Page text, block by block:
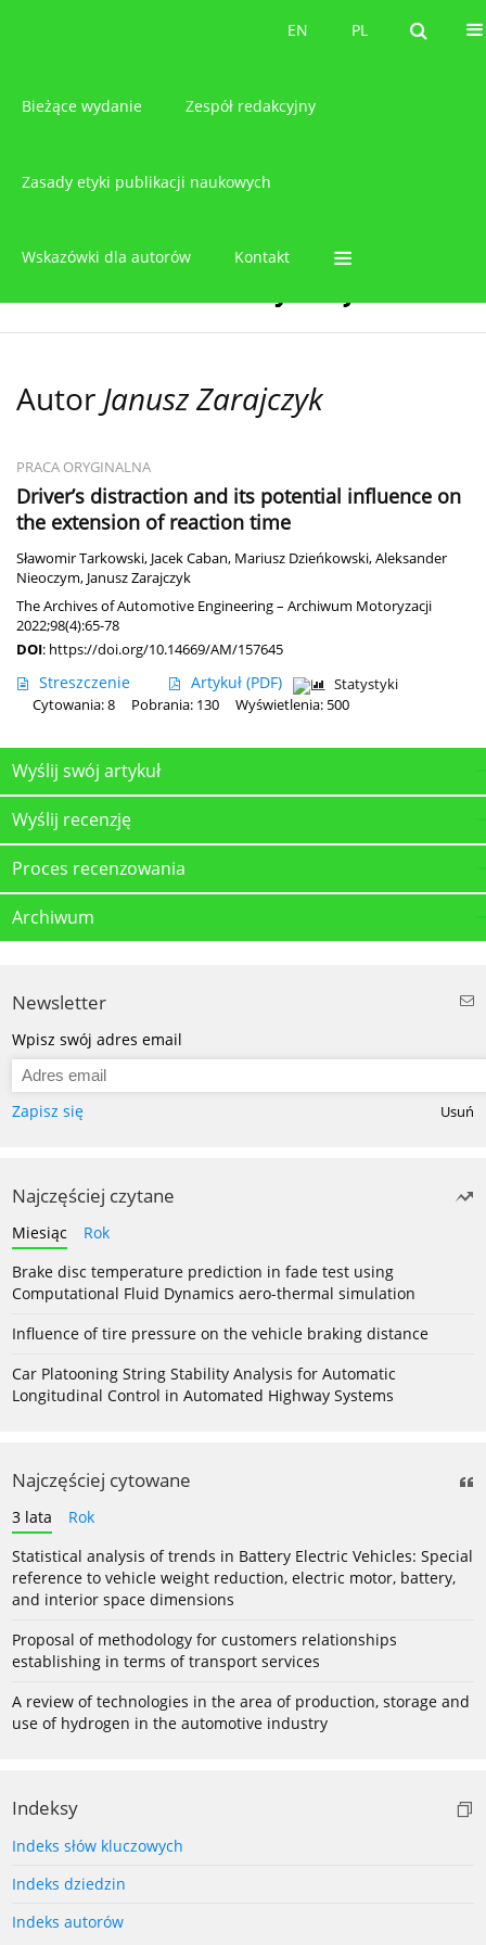
PL
EN PL
EN
Bieżące wydanie Zespół redakcyjny
Zasady etyki publikacji naukowych
Wskazówki dla autorów Kontakt
Autor Janusz Zarajczyk
PRACA ORYGINALNA
Driver’s distraction and its potential influence on
the extension of reaction time
Sławomir Tarkowski, Jacek Caban, Mariusz Dzieńkowski,Aleksander
Nieoczym, Janusz Zarajczyk
The Archives of Automotive Engineering – Archiwum Motoryzacji
2022;98(4):65-78
DOI: https://doi.org/10.14669/AM/157645
Streszczenie Artykuł (PDF)
Statystyki
Cytowania: 8
Pobrania: 130 Wyświetlenia: 500
Wyślij swój artykuł
Wyślij recenzję
Proces recenzowania
Archiwum
Newsletter
Wpisz swój adres email
Zapisz się Usuń
Najczęściej czytane
Miesiąc
Rok
Brake disc temperature prediction in fade test using
Computational Fluid Dynamics aero-thermal simulation
Influence of tire pressure on the vehicle braking distance
Car Platooning String Stability Analysis for Automatic
Longitudinal Control in Automated Highway Systems
Najczęściej cytowane
3 lata
Rok
Statistical analysis of trends in Battery Electric Vehicles: Special
reference to vehicle weight reduction, electric motor, battery,
and interior space dimensions
Proposal of methodology for customers relationships
establishing in terms of transport services
A review of technologies in the area of production, storage and
use of hydrogen in the automotive industry
Indeksy
Indeks słów kluczowych
Indeks dziedzin
Indeks autorów